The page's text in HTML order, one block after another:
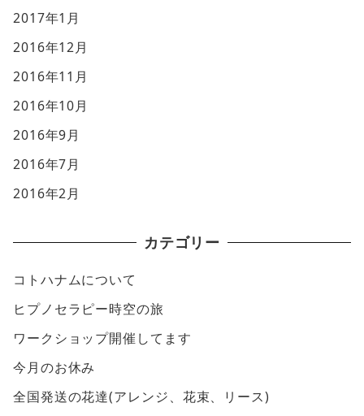
2017年1月
2016年12月
2016年11月
2016年10月
2016年9月
2016年7月
2016年2月
カテゴリー
コトハナムについて
ヒプノセラピー時空の旅
ワークショップ開催してます
今月のお休み
全国発送の花達(アレンジ、花束、リース)